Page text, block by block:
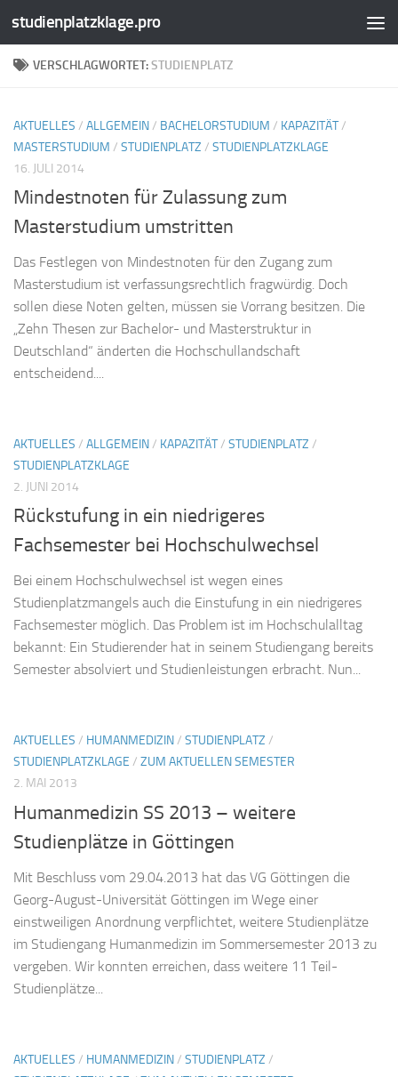
Zum Inhalt springen
studienplatzklage.pro
VERSCHLAGWORTET:STUDIENPLATZ
AKTUELLES / ALLGEMEIN/ BACHELORSTUDIUM / KAPAZITÄT/
MASTERSTUDIUM / STUDIENPLATZ / STUDIENPLATZKLAGE
16. JULI 2014
Mindestnoten für Zulassung zum
Masterstudium umstritten
Das Festlegen von Mindestnoten für den Zugang zum
Masterstudium ist verfassungsrechtlich fragwürdig. Doch
sollen diese Noten gelten, müssen sie Vorrang besitzen. Die
„Zehn Thesen zur Bachelor- und Masterstruktur in
Deutschland“ änderten die Hochschullandschaft
entscheidend....
AKTUELLES / ALLGEMEIN/ KAPAZITÄT/ STUDIENPLATZ /
STUDIENPLATZKLAGE
2. JUNI 2014
Rückstufung in ein niedrigeres
Fachsemester bei Hochschulwechsel
Bei einem Hochschulwechsel ist wegen eines
Studienplatzmangels auch die Einstufung in ein niedrigeres
Fachsemester möglich. Das Problem ist im Hochschulalltag
bekannt: Ein Studierender hat in seinem Studiengang bereits
Semester absolviert und Studienleistungen erbracht. Nun...
AKTUELLES / HUMANMEDIZIN/ STUDIENPLATZ /
STUDIENPLATZKLAGE / ZUM AKTUELLEN SEMESTER
2. MAI 2013
Humanmedizin SS 2013 – weitere
Studienplätze in Göttingen
Mit Beschluss vom 29.04.2013 hat das VG Göttingen die
Georg-August-Universität Göttingen im Wege einer
einstweiligen Anordnung verpflichtet, weitere Studienplätze
im Studiengang Humanmedizin im Sommersemester 2013 zu
vergeben. Wir konnten erreichen, dass weitere 11 Teil-
Studienplätze...
AKTUELLES / HUMANMEDIZIN/ STUDIENPLATZ /